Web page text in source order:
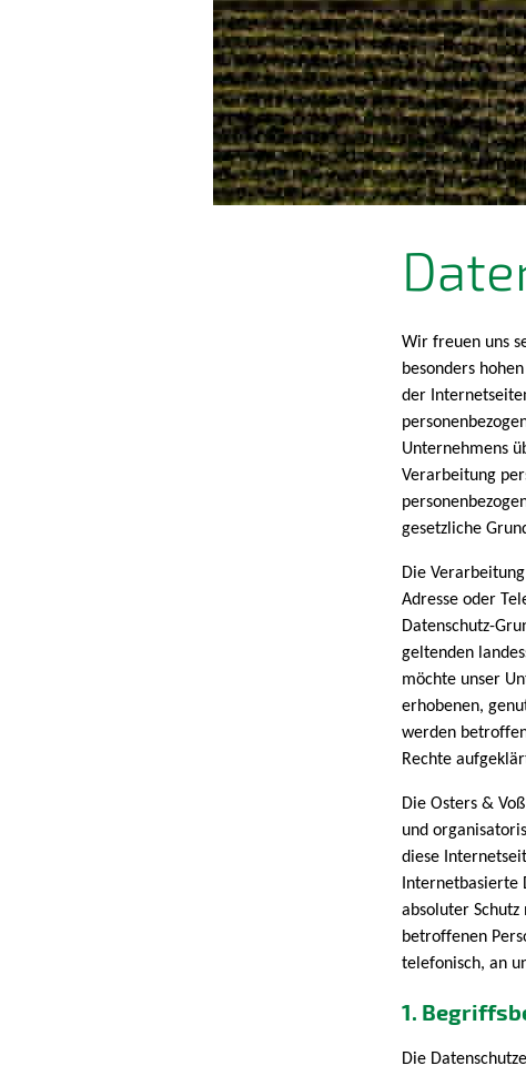
Wir freuen uns
besonders
der
Unternehmens
Verarbeitung
gesetzliche
Die
Adresse oder
Datenschutz-
geltenden
möchte unser
erhobenen,
werden
Rechte
Die Osters &
und
diese
Internetbasierte
absoluter
betroffenen
telefonisch, an
1.
Die